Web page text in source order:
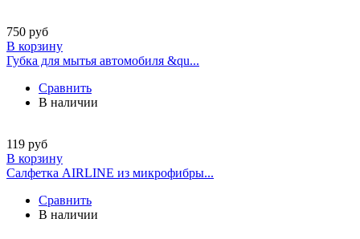
750 руб
В корзину
Губка для мытья автомобиля &qu...
Сравнить
В наличии
119 руб
В корзину
Салфетка AIRLINE из микрофибры...
Сравнить
В наличии